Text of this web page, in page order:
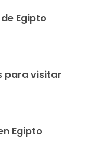
Egipto
para visitar
Egipto